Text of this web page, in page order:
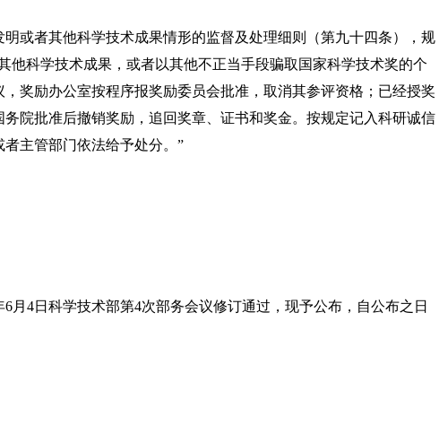
明或者其他科学技术成果情形的监督及处理细则（第九十四条），规
他科学技术成果，或者以其他不正当手段骗取国家科学技术奖的个
奖励办公室按程序报奖励委员会批准，取消其参评资格；已经授奖
院批准后撤销奖励，追回奖章、证书和奖金。按规定记入科研诚信
主管部门依法给予处分。”
月4日科学技术部第4次部务会议修订通过，现予公布，自公布之日